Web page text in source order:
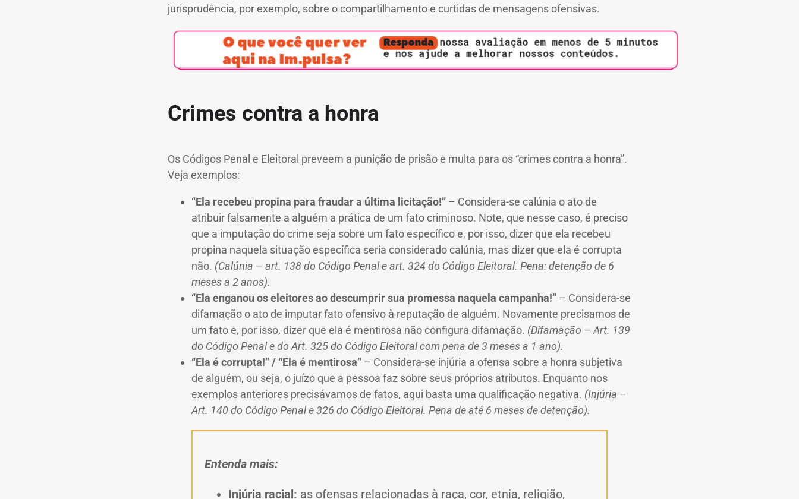
jurisprudência, por exemplo, sobre o compartilhamento e curtidas de mensagens ofensivas.
Crimes contra a honra
Os Códigos Penal e Eleitoral preveem a punição de prisão e multa para os “crimes contra a honra”.
Veja exemplos:
“Ela recebeu propina para fraudar a última licitação!” – Considera-se calúnia o ato de
atribuir falsamente a alguém a prática de um fato criminoso. Note, que nesse caso, é preciso
que a imputação do crime seja sobre um fato específico e, por isso, dizer que ela recebeu
propina naquela situação específica seria considerado calúnia, mas dizer que ela é corrupta
não. (Calúnia – art. 138 do Código Penal e art. 324 do Código Eleitoral. Pena: detenção de 6
meses a 2 anos).
“Ela enganou os eleitores ao descumprir sua promessa naquela campanha!” – Considera-se
difamação o ato de imputar fato ofensivo à reputação de alguém. Novamente precisamos de
um fato e, por isso, dizer que ela é mentirosa não configura difamação. (Difamação – Art. 139
do Código Penal e do Art. 325 do Código Eleitoral com pena de 3 meses a 1 ano).
“Ela é corrupta!” / “Ela é mentirosa” – Considera-se injúria a ofensa sobre a honra subjetiva
de alguém, ou seja, o juízo que a pessoa faz sobre seus próprios atributos. Enquanto nos
exemplos anteriores precisávamos de fatos, aqui basta uma qualificação negativa. (Injúria –
Art. 140 do Código Penal e 326 do Código Eleitoral. Pena de até 6 meses de detenção).
Entenda mais:
Injúria racial: as ofensas relacionadas à raça, cor, etnia, religião,